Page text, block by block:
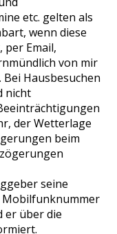
etc. gelten als
wenn diese
per Email,
von mir
Hausbesuchen
nicht
der Wetterlage
beim
seine
er über die